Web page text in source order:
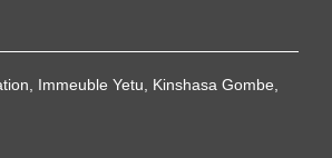
Immeuble Yetu, Kinshasa Gombe,